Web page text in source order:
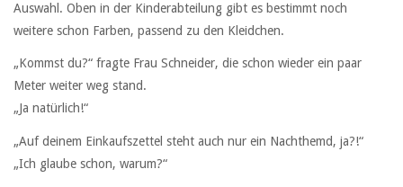
Auswahl. Oben in der Kinderabteilung gibt es bestimmt noch
weitere schon Farben, passend zu den Kleidchen.
„Kommst du?“ fragte Frau Schneider, die schon wieder ein paar
Meter weiter weg stand.
„Ja natürlich!“
„Auf deinem Einkaufszettel steht auch nur ein Nachthemd, ja?!“
„Ich glaube schon, warum?“